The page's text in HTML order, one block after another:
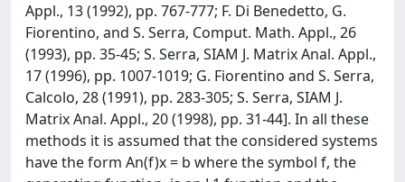
Appl., 13 (1992), pp. 767-777; F. Di Benedetto, G.
Fiorentino, and S. Serra, Comput. Math. Appl., 26
(1993), pp. 35-45; S. Serra, SIAM J. Matrix Anal. Appl.,
17 (1996), pp. 1007-1019; G. Fiorentino and S. Serra,
Calcolo, 28 (1991), pp. 283-305; S. Serra, SIAM J.
Matrix Anal. Appl., 20 (1998), pp. 31-44]. In all these
methods it is assumed that the considered systems
have the form An(f)x = b where the symbol f, the